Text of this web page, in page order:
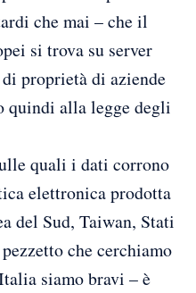
che mai – che il
si trova su server
proprietà di aziende
quindi alla legge degli
quali i dati corrono
elettronica prodotta
del Sud, Taiwan, Stati
che cerchiamo
siamo bravi – è